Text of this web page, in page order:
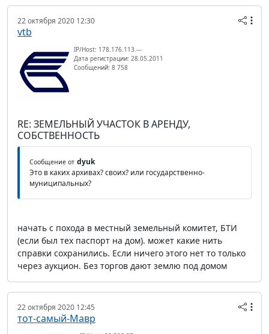
22 октября 2020 12:30
vtb
IP/Host: 178.176.113.---
Дата регистрации: 28.05.2011
Сообщений: 8 758
RE: ЗЕМЕЛЬНЫЙ УЧАСТОК В АРЕНДУ,
СОБСТВЕННОСТЬ
Сообщение от dyuk
Это в каких архивах? своих? или государственно-
муниципальных?
начать с похода в местный земельный комитет, БТИ
(если был тех паспорт на дом). может какие нить
справки сохранились. Если ничего этого нет то только
через аукцион. Без торгов дают землю под домом
22 октября 2020 12:45
тот-самый-Мавр